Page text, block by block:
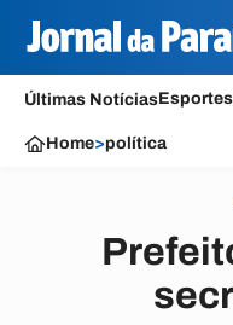
Últimas NotíciasEsportes
Home>política